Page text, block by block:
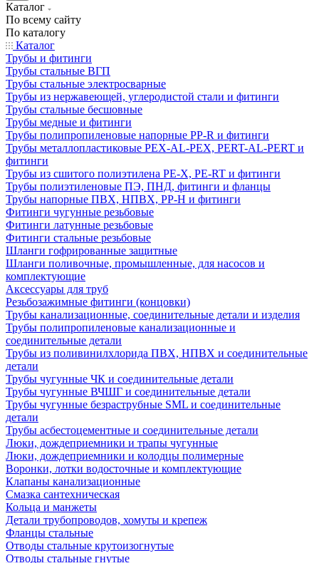
Каталог
По всему сайту
По каталогу
Каталог
Трубы и фитинги
Трубы стальные ВГП
Трубы стальные электросварные
Трубы из нержавеющей, углеродистой стали и фитинги
Трубы стальные бесшовные
Трубы медные и фитинги
Трубы полипропиленовые напорные PP-R и фитинги
Трубы металлопластиковые PEX-AL-PEX, PERT-AL-PERT и
фитинги
Трубы из сшитого полиэтилена PE-X, PE-RT и фитинги
Трубы полиэтиленовые ПЭ, ПНД, фитинги и фланцы
Трубы напорные ПВХ, НПВХ, PP-H и фитинги
Фитинги чугунные резьбовые
Фитинги латунные резьбовые
Фитинги стальные резьбовые
Шланги гофрированные защитные
Шланги поливочные, промышленные, для насосов и
комплектующие
Аксессуары для труб
Резьбозажимные фитинги (концовки)
Трубы канализационные, соединительные детали и изделия
Трубы полипропиленовые канализационные и
соединительные детали
Трубы из поливинилхлорида ПВХ, НПВХ и соединительные
детали
Трубы чугунные ЧК и соединительные детали
Трубы чугунные ВЧШГ и соединительные детали
Трубы чугунные безраструбные SML и соединительные
детали
Трубы асбестоцементные и соединительные детали
Люки, дождеприемники и трапы чугунные
Люки, дождеприемники и колодцы полимерные
Воронки, лотки водосточные и комплектующие
Клапаны канализационные
Смазка сантехническая
Кольца и манжеты
Детали трубопроводов, хомуты и крепеж
Фланцы стальные
Отводы стальные крутоизогнутые
Отводы стальные гнутые